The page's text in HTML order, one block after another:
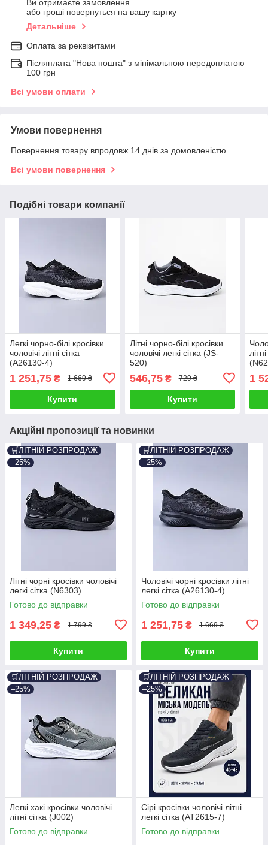
Ви отримаєте замовлення
або гроші повернуться на вашу картку
Детальніше
Оплата за реквізитами
Післяплата "Нова пошта" з мінімальною передоплатою
100 грн
Всі умови оплати
Умови повернення
Повернення товару впродовж 14 днів за домовленістю
Всі умови повернення
Подібні товари компанії
Легкі чорно-білі кросівки
чоловічі літні сітка
(A26130-4)
1 251,75 ₴ 1 669 ₴
Купити
Літні чорно-білі кросівки
чоловічі легкі сітка (JS-
520)
546,75₴ 729 ₴
Купити
1
Акційні пропозиції та новинки
🛒ЛІТНІЙ РОЗПРОДАЖ
–25%
Літні чорні кросівки чоловічі
легкі сітка (N6303)
Готово до відправки
1 349,25 ₴ 1 799 ₴
Купити
🛒ЛІТНІЙ РОЗПРОДАЖ
–25%
Чоловічі чорні кросівки літні
легкі сітка (A26130-4)
Готово до відправки
1 251,75 ₴ 1 669 ₴
Купити
🛒ЛІТНІЙ РОЗПРОДАЖ
–25%
Легкі хакі кросівки чоловічі
літні сітка (J002)
Готово до відправки
🛒ЛІТНІЙ РОЗПРОДАЖ
–25%
Сірі кросівки чоловічі літні
легкі сітка (AT2615-7)
Готово до відправки